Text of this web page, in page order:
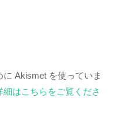
Akismet を使っていま
はこちらをご覧くださ